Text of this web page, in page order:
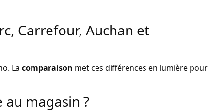
Carrefour, Auchan et
La comparaison met ces différences en lumière pour
magasin ?